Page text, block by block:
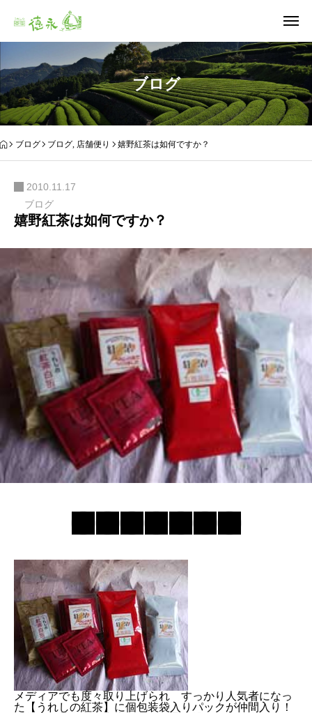
ブログ
ブログ ブログ, 店舗便り 嬉野紅茶は如何ですか？
2010.11.17
ブログ
嬉野紅茶は如何ですか？
メディアでも度々取り上げられ すっかり人気者になっ
た【うれしの紅茶】に個包装袋入りパックが仲間入り！